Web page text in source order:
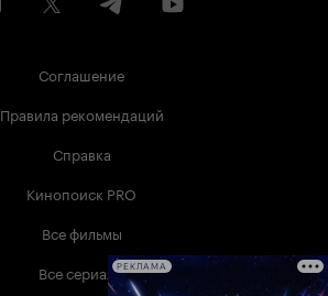
Соглашение
Правила рекомендаций
Справка
Кинопоиск PRO
Все фильмы
Все сериалыРЕКЛАМА